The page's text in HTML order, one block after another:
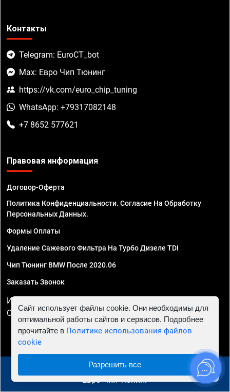
Контакты
Telegram: EuroCT_bot
Max: Евро Чип Тюнинг
https://vk.com/euro_chip_tuning
WhatsApp: +79317082148
+7 8652 577621
Правовая информация
Договор-Оферта
Политика Конфиденциальности. Согласие На Обработку
Персональных Данных.
Формы Оплаты
Удаление Сажевого Фильтра На Турбо Дизеле TDI
Чип Тюнинг BMW После 2020.06
Заказать Звонок
ИП Смирнов Георгий Павлович. ИНН 781302555843,
ОГРНИП 324470400032610
© 2010 - 2026 Чип тюнинг в Ставрополе - Автосервис
"Евро Чип Тюнинг"
Сайт использует файлы cookie. Они необходимы для
оптимальной работы сайтов и сервисов. Подробнее
прочитайте в Политике использования файлов
cookie
Разрешить все